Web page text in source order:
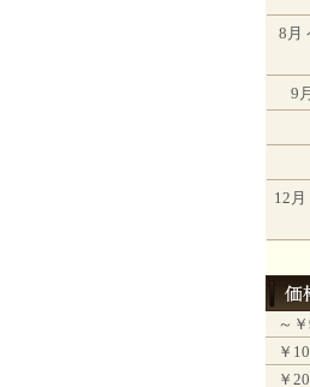
8月
9月
12月
～
￥
￥